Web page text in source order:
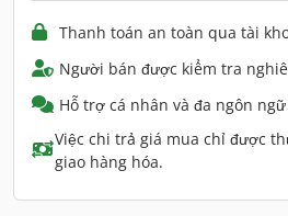
Thanh toán an toàn qua tài
Người bán được kiểm tra
Hỗ trợ cá nhân và đa ngôn ngữ
Việc chi trả giá mua chỉ được
giao hàng hóa.